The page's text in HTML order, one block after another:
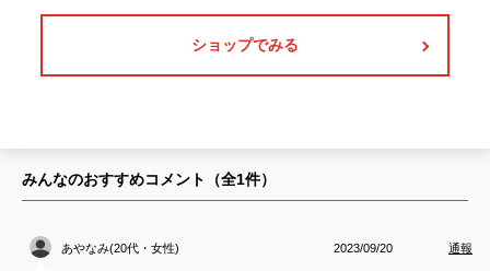
ショップでみる
みんなのおすすめコメント（全1件）
あやなみ(20代・女性) 2023/09/20 通報